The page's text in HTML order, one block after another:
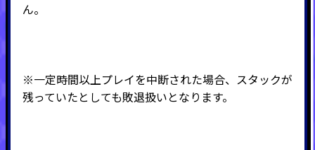
ん。
※一定時間以上プレイを中断された場合、スタックが
残っていたとしても敗退扱いとなります。